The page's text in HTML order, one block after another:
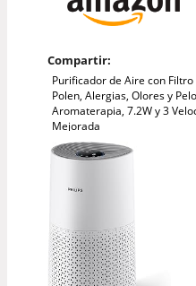
Compartir:
Purificador de Aire con
Polen, Alergias, Olores y
Aromaterapia, 7.2W y 3
Mejorada